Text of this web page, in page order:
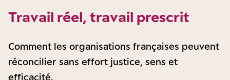
Travail réel, travail prescrit
Comment les organisations françaises peuvent
réconcilier sans effort justice, sens et
efficacité.